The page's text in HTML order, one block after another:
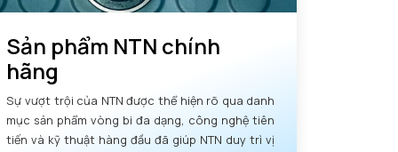
Sản phẩm NTN chính
hãng
Sự vượt trội của NTN được thể hiện rõ qua danh
mục sản phẩm vòng bi đa dạng, công nghệ tiên
tiến và kỹ thuật hàng đầu đã giúp NTN duy trì vị